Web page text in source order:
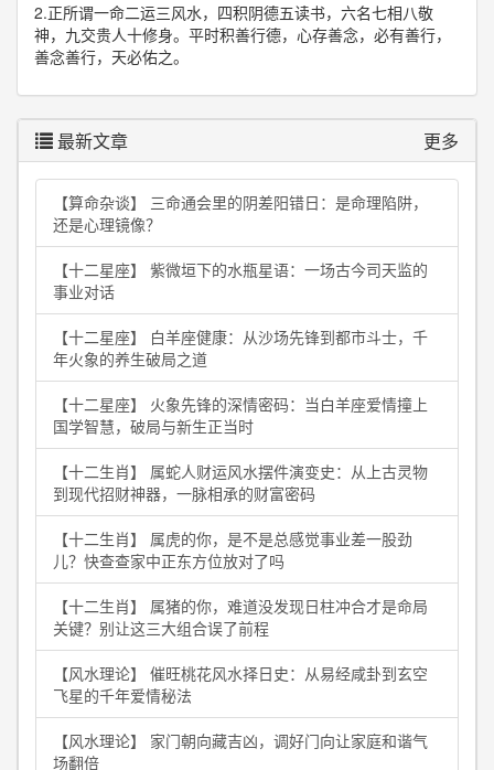
2.正所谓一命二运三风水，四积阴德五读书，六名七相八敬
神，九交贵人十修身。平时积善行德，心存善念，必有善行，
善念善行，天必佑之。
最新文章 更多
【算命杂谈】 三命通会里的阴差阳错日：是命理陷阱，
还是心理镜像？
【十二星座】 紫微垣下的水瓶星语：一场古今司天监的
事业对话
【十二星座】 白羊座健康：从沙场先锋到都市斗士，千
年火象的养生破局之道
【十二星座】 火象先锋的深情密码：当白羊座爱情撞上
国学智慧，破局与新生正当时
【十二生肖】 属蛇人财运风水摆件演变史：从上古灵物
到现代招财神器，一脉相承的财富密码
【十二生肖】 属虎的你，是不是总感觉事业差一股劲
儿？快查查家中正东方位放对了吗
【十二生肖】 属猪的你，难道没发现日柱冲合才是命局
关键？别让这三大组合误了前程
【风水理论】 催旺桃花风水择日史：从易经咸卦到玄空
飞星的千年爱情秘法
【风水理论】 家门朝向藏吉凶，调好门向让家庭和谐气
场翻倍